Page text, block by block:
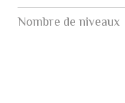
Nombre de niveaux